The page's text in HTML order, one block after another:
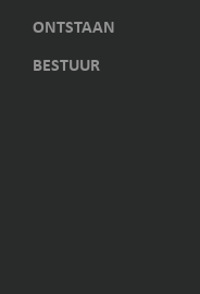
ONTSTAAN
BESTUUR